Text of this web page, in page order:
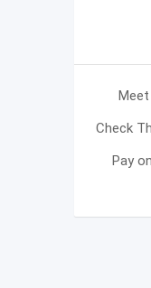
Check
Pay